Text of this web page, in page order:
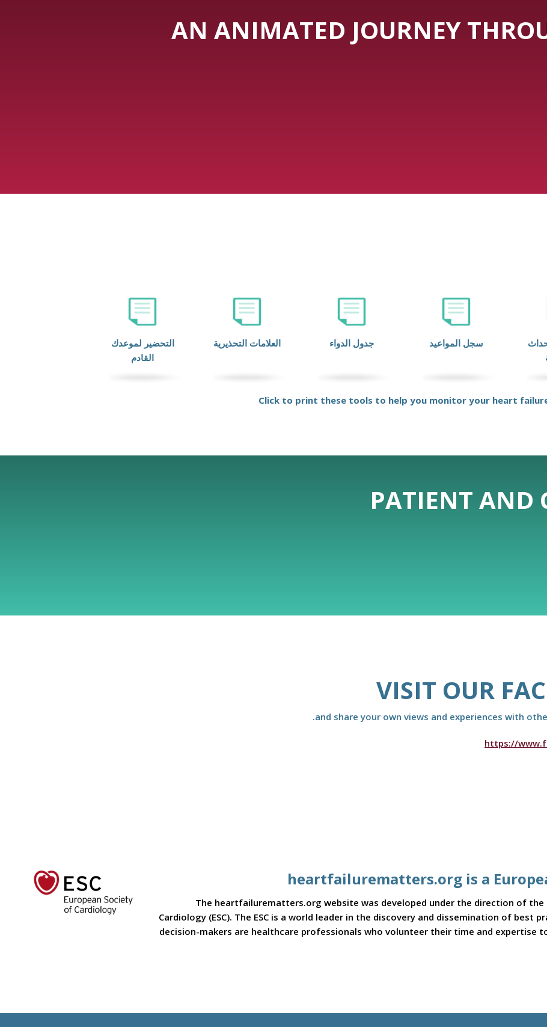
AN ANIMATED JOURNEY
سجل المواعيد جدول الدواء العلامات التحذيرية
التحضير لموعدك
القادم
Click to print these tools to help you monitor your heart
PATIENT AND
VISIT OUR
and share your own views and experiences with
https://
heartfailurematters.org is a
The heartfailurematters.org website was developed under the direction of
Cardiology (ESC). The ESC is a world leader in the discovery and dissemination of best
decision-makers are healthcare professionals who volunteer their time and expertise